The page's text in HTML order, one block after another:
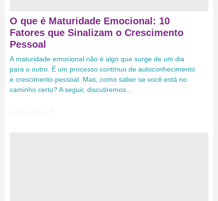
O que é Maturidade Emocional: 10
Fatores que Sinalizam o Crescimento
Pessoal
A maturidade emocional não é algo que surge de um dia
para o outro. É um processo contínuo de autoconhecimento
e crescimento pessoal. Mas, como saber se você está no
caminho certo? A seguir, discutiremos...